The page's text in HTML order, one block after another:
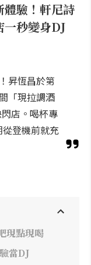
體驗！軒尼詩
一秒變身DJ
昇恆昌於第
「現拉調酒
店。喝杯專
登機前就充
現點現喝
當DJ